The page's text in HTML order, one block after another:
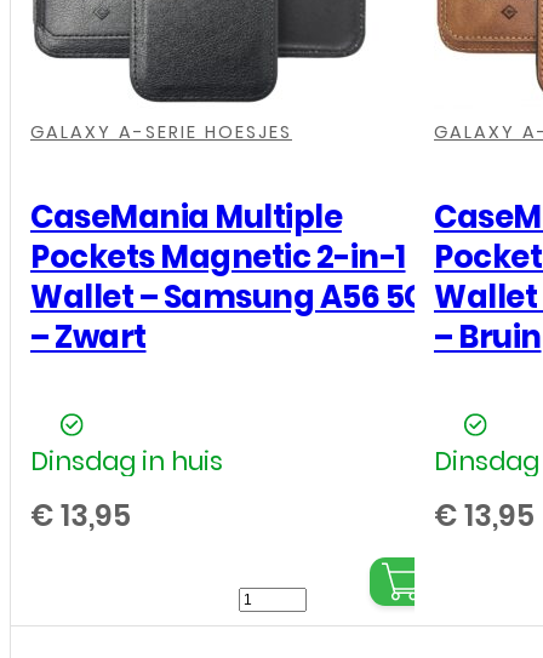
GALAXY A-SERIE HOESJES
CaseMania Multiple
Pockets Magnetic 2-in-1
Wallet – Samsung A56 5G
– Zwart
Dinsdag in huis
€13,95
CaseMania
Multiple
GALAXY
Wallet
– Bruin
€13,95